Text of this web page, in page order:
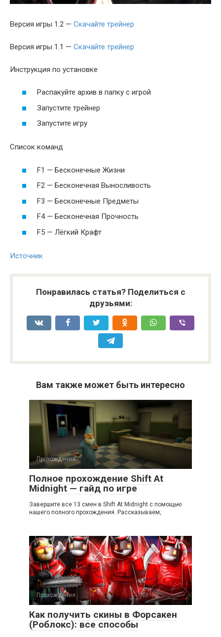
Версия игры 1.2 — Скачайте трейнер
Версия игры 1.1 — Скачайте трейнер
Инструкция по установке
Распакуйте архив в папку с игрой
Запустите трейнер
Запустите игру
Список команд
F1 — Бесконечные Жизни
F2 — Бесконечная Выносливость
F3 — Бесконечные Предметы
F4 — Бесконечная Прочность
F5 — Лёгкий Крафт
Источник
Понравилась статья? Поделиться с
друзьями:
Вам также может быть интересно
Прохождения
Полное прохождение Shift At
Midnight — гайд по игре
Завершите все 13 смен в Shift At Midnight с помощью
нашего полного прохождения. Рассказываем,
Прохождения
Как получить скины в Форсакен
(Роблокс): все способы